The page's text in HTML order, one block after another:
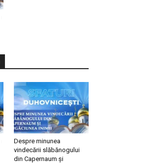
Despre minunea
vindecării slăbănogului
din Capernaum și